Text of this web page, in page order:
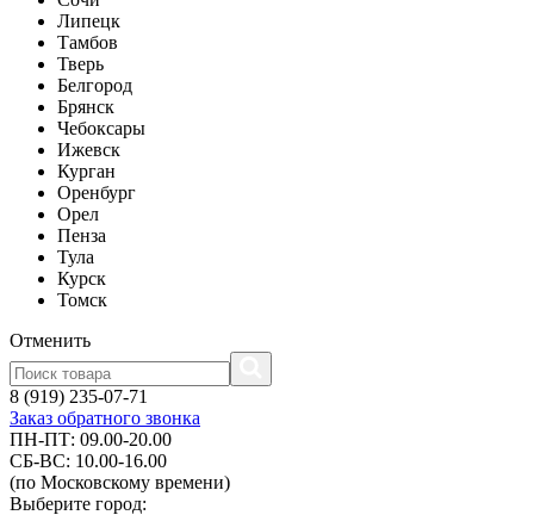
Липецк
Тамбов
Тверь
Белгород
Брянск
Чебоксары
Ижевск
Курган
Оренбург
Орел
Пенза
Тула
Курск
Томск
Отменить
8 (919) 235-07-71
Заказ обратного звонка
ПН-ПТ: 09.00-20.00
СБ-ВС: 10.00-16.00
(по Московскому времени)
Выберите город: